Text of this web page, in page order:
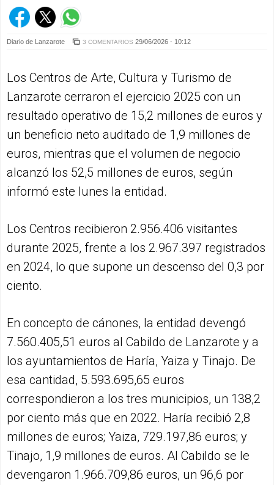
Diario de Lanzarote 3 COMENTARIOS 29/06/2026 - 10:12
Los Centros de Arte, Cultura y Turismo de
Lanzarote cerraron el ejercicio 2025 con un
resultado operativo de 15,2 millones de euros y
un beneficio neto auditado de 1,9 millones de
euros, mientras que el volumen de negocio
alcanzó los 52,5 millones de euros, según
informó este lunes la entidad.
Los Centros recibieron 2.956.406 visitantes
durante 2025, frente a los 2.967.397 registrados
en 2024, lo que supone un descenso del 0,3 por
ciento.
En concepto de cánones, la entidad devengó
7.560.405,51 euros al Cabildo de Lanzarote y a
los ayuntamientos de Haría, Yaiza y Tinajo. De
esa cantidad, 5.593.695,65 euros
correspondieron a los tres municipios, un 138,2
por ciento más que en 2022. Haría recibió 2,8
millones de euros; Yaiza, 729.197,86 euros; y
Tinajo, 1,9 millones de euros. Al Cabildo se le
devengaron 1.966.709,86 euros, un 96,6 por